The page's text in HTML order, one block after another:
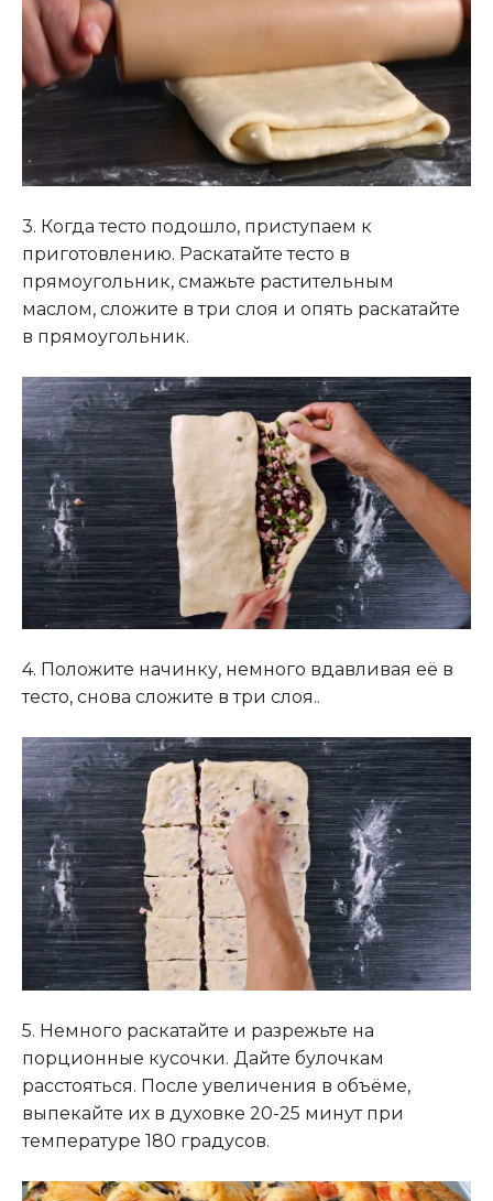
3. Когда тесто подошло, приступаем к
приготовлению. Раскатайте тесто в
прямоугольник, смажьте растительным
маслом, сложите в три слоя и опять раскатайте
в прямоугольник.
4. Положите начинку, немного вдавливая её в
тесто, снова сложите в три слоя..
5. Немного раскатайте и разрежьте на
порционные кусочки. Дайте булочкам
расстояться. После увеличения в объёме,
выпекайте их в духовке 20-25 минут при
температуре 180 градусов.